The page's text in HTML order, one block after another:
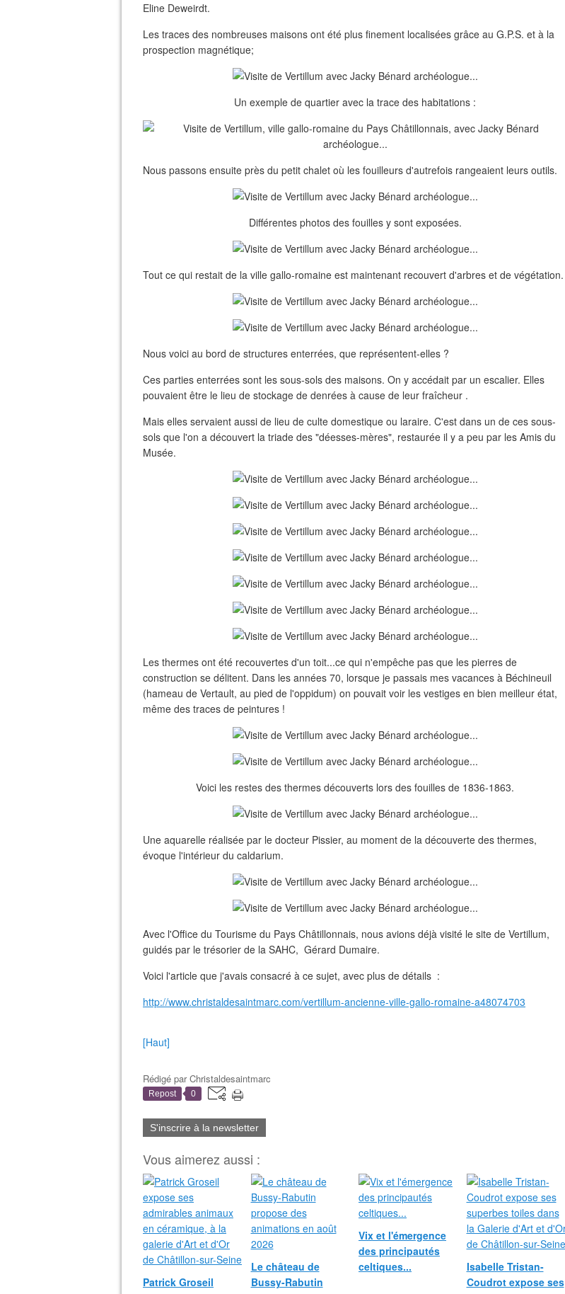
Eline Deweirdt.
Les traces des nombreuses maisons ont été plus finement localisées grâce au G.P.S. et à la
prospection magnétique;
Un exemple de quartier avec la trace des habitations :
Nous passons ensuite près du petit chalet où les fouilleurs d'autrefois rangeaient leurs outils.
Différentes photos des fouilles y sont exposées.
Tout ce qui restait de la ville gallo-romaine est maintenant recouvert d'arbres et de végétation.
Nous voici au bord de structures enterrées, que représentent-elles ?
Ces parties enterrées sont les sous-sols des maisons. On y accédait par un escalier. Elles
pouvaient être le lieu de stockage de denrées à cause de leur fraîcheur .
Mais elles servaient aussi de lieu de culte domestique ou laraire. C'est dans un de ces sous-
sols que l'on a découvert la triade des "déesses-mères", restaurée il y a peu par les Amis du
Musée.
Les thermes ont été recouvertes d'un toit...ce qui n'empêche pas que les pierres de
construction se délitent. Dans les années 70, lorsque je passais mes vacances à Béchineuil
(hameau de Vertault, au pied de l'oppidum) on pouvait voir les vestiges en bien meilleur état,
même des traces de peintures !
Voici les restes des thermes découverts lors des fouilles de 1836-1863.
Une aquarelle réalisée par le docteur Pissier, au moment de la découverte des thermes,
évoque l'intérieur du caldarium.
Avec l'Office du Tourisme du Pays Châtillonnais, nous avions déjà visité le site de Vertillum,
guidés par le trésorier de la SAHC, Gérard Dumaire.
Voici l'article que j'avais consacré à ce sujet, avec plus de détails :
http://www.christaldesaintmarc.com/vertillum-ancienne-ville-gallo-romaine-a48074703
[Haut]
Rédigé parChristaldesaintmarc
Repost 0
S'inscrire à la newsletter
Vous aimerez aussi :
Patrick Groseil
Le château de
Bussy-Rabutin
Vix et l'émergence
des principautés
celtiques...
Isabelle Tristan-
Coudrot expose ses